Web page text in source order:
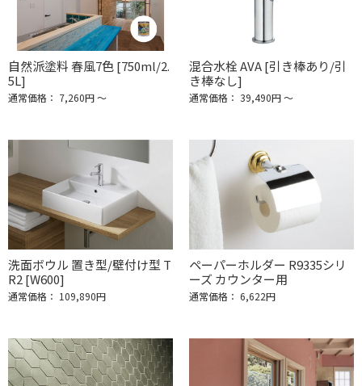
自然派塗料 春風7色 [750ml/2.
5L]
通常価格： 7,260円 ～
混合水栓 AVA [引き棒あり/引
き棒なし]
通常価格： 39,490円 ～
洗面ボウル 置き型/壁付け型 T
R2 [W600]
通常価格： 109,890円
ペーパーホルダー R9335シリ
ーズ カウンター用
通常価格： 6,622円